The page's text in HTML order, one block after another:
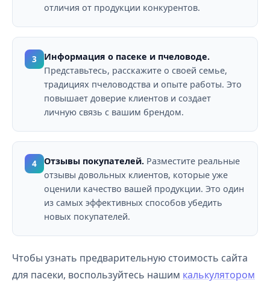
отличия от продукции конкурентов.
3
Информация о пасеке и пчеловоде.
Представьтесь, расскажите о своей семье,
традициях пчеловодства и опыте работы. Это
повышает доверие клиентов и создает
личную связь с вашим брендом.
4 Отзывы покупателей. Разместите реальные
отзывы довольных клиентов, которые уже
оценили качество вашей продукции. Это один
из самых эффективных способов убедить
новых покупателей.
Чтобы узнать предварительную стоимость сайта
для пасеки, воспользуйтесь нашим калькулятором